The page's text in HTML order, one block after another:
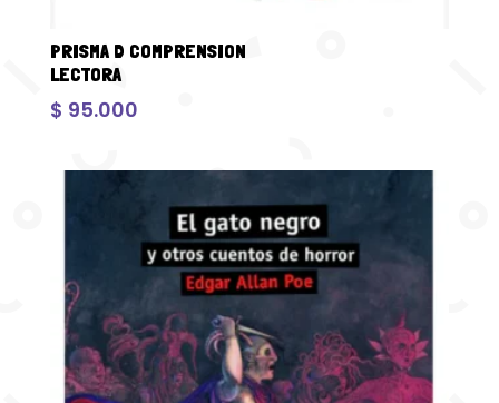
PRISMA D COMPRENSION
LECTORA
$ 95.000